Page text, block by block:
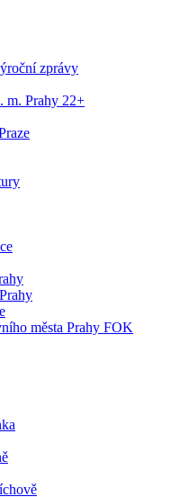
zprávy
m. Prahy 22+
města Prahy FOK